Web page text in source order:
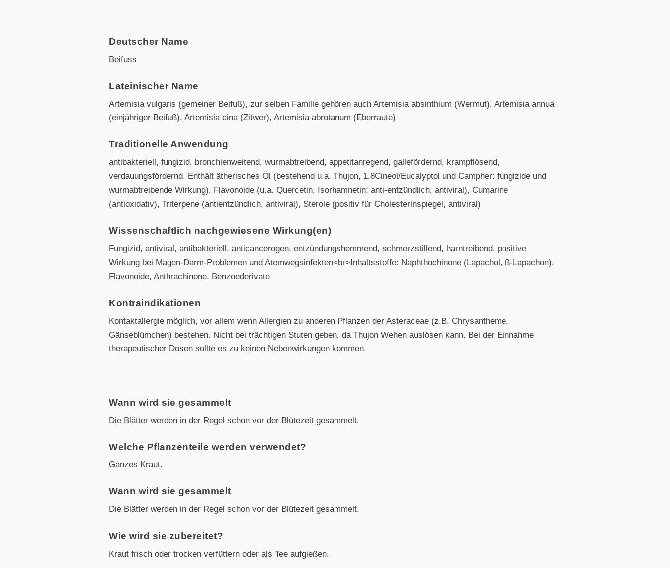
Deutscher Name
Beifuss
Lateinischer Name
Artemisia vulgaris (gemeiner Beifuß), zur selben Familie gehören auch Artemisia absinthium (Wermut), Artemisia annua
(einjähriger Beifuß), Artemisia cina (Zitwer), Artemisia abrotanum (Eberraute)
Traditionelle Anwendung
antibakteriell, fungizid, bronchienweitend, wurmabtreibend, appetitanregend, gallefördernd, krampflösend,
verdauungsfördernd. Enthält ätherisches Öl (bestehend u.a. Thujon, 1,8Cineol/Eucalyptol und Campher: fungizide und
wurmabtreibende Wirkung), Flavonoide (u.a. Quercetin, Isorhamnetin: anti-entzündlich, antiviral), Cumarine
(antioxidativ), Triterpene (antientzündlich, antiviral), Sterole (positiv für Cholesterinspiegel, antiviral)
Wissenschaftlich nachgewiesene Wirkung(en)
Fungizid, antiviral, antibakteriell, anticancerogen, entzündungshemmend, schmerzstillend, harntreibend, positive
Wirkung bei Magen-Darm-Problemen und Atemwegsinfekten<br>Inhaltsstoffe: Naphthochinone (Lapachol, ß-Lapachon),
Flavonoide, Anthrachinone, Benzoederivate
Kontraindikationen
Kontaktallergie möglich, vor allem wenn Allergien zu anderen Pflanzen der Asteraceae (z.B. Chrysantheme,
Gänseblümchen) bestehen. Nicht bei trächtigen Stuten geben, da Thujon Wehen auslösen kann. Bei der Einnahme
therapeutischer Dosen sollte es zu keinen Nebenwirkungen kommen.
Wann wird sie gesammelt
Die Blätter werden in der Regel schon vor der Blütezeit gesammelt.
Welche Pflanzenteile werden verwendet?
Ganzes Kraut.
Wann wird sie gesammelt
Die Blätter werden in der Regel schon vor der Blütezeit gesammelt.
Wie wird sie zubereitet?
Kraut frisch oder trocken verfüttern oder als Tee aufgießen.